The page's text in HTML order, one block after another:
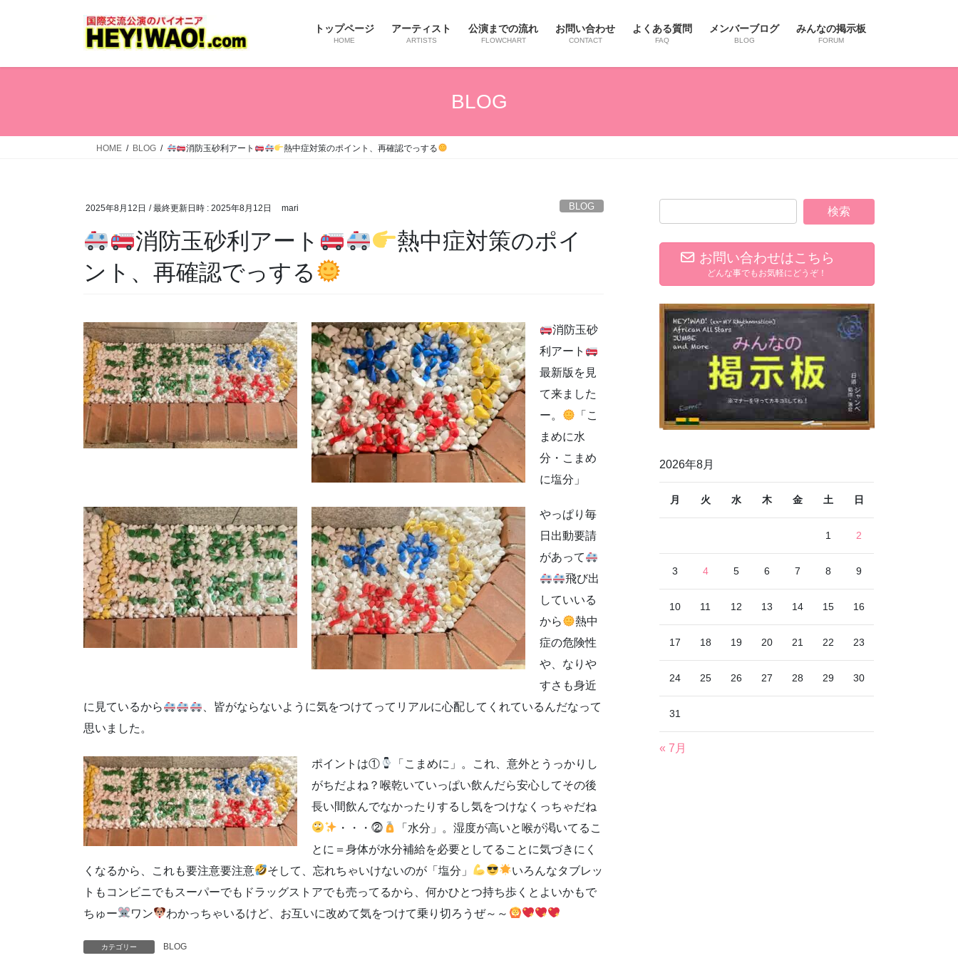
トップページ
HOME
アーティスト
ARTISTS
公演までの流れ
FLOWCHART
お問い合わせ
CONTACT
よくある質問
FAQ
メンバーブログ
BLOG
みんなの掲示板
FORUM
BLOG
HOME BLOG 消防玉砂利アート 熱中症対策のポイント、再確認でっする
2025年8月12日 / 最終更新日時 : 2025年8月12日 mari BLOG
消防玉砂利アート
熱中症対策のポイ
ント、再確認でっする
消防玉砂
利アート
最新版を見
て来ました
ー。
「こ
まめに水
分・こまめ
に塩分」
やっぱり毎
日出動要請
があって
飛び出
していいる
から
熱中
症の危険性
や、なりや
すさも身近
に見ているから
、皆がならないように気をつけてってリアルに心配してくれているんだなって
思いました。
ポイントは①
「こまめに」。これ、意外とうっかりし
がちだよね？喉乾いていっぱい飲んだら安心してその後
長い間飲んでなかったりするし気をつけなくっちゃだね
・・・⓶
「水分」。湿度が高いと喉が渇いてるこ
とに＝身体が水分補給を必要としてることに気づきにく
くなるから、これも要注意要注意
そして、忘れちゃいけないのが「塩分」
いろんなタブレッ
トもコンビニでもスーパーでもドラッグストアでも売ってるから、何かひとつ持ち歩くとよいかもで
ちゅー
ワン わかっちゃいるけど、お互いに改めて気をつけて乗り切ろうぜ～～
カテゴリー BLOG
お問い合わせはこちら
どんな事でもお気軽にどうぞ！
2026年8月
月 火 水 木 金 土 日
1 2
3 4 5 6 7 8 9
10 11 12 13 14 15 16
17 18 19 20 21 22 23
24 25 26 27 28 29 30
31
« 7月